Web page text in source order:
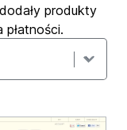
produkty